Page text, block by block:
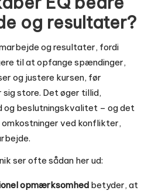
og resultater?
og resultater, fordi
til at opfange spændinger,
og justere kursen, før
store. Det øger tillid,
og beslutningskvalitet – og det
ved konflikter,
ser ofte sådan her ud:
opmærksomhed betyder, at